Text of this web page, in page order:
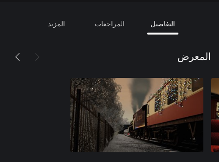
التفاصيل المراجعات المزيد
المعرض